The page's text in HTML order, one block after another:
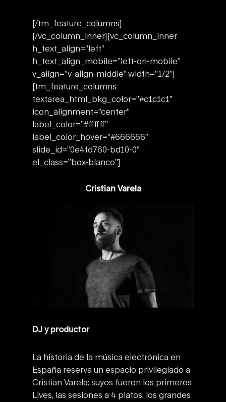
[/tm_feature_columns]
[/vc_column_inner][vc_column_inner
h_text_align=”left”
h_text_align_mobile=”left-on-mobile”
v_align=”v-align-middle” width=”1/2″]
[tm_feature_columns
textarea_html_bkg_color=”#c1c1c1″
icon_alignment=”center”
label_color=”#ffffff”
label_color_hover=”#666666″
slide_id=”0e4fd760-bd10-0″
el_class=”box-blanco”]
Cristian Varela
DJ y productor
La historia de la música electrónica en
España reserva un espacio privilegiado a
Cristian Varela: suyos fueron los primeros
Lives, las sesiones a 4 platos, los grandes